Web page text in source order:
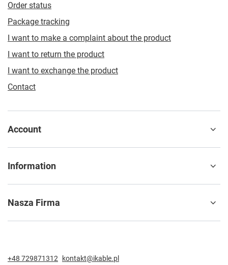
Order status
Package tracking
I want to make a complaint about the product
I want to return the product
I want to exchange the product
Contact
Account
Information
Nasza Firma
+48 729871312 kontakt@ikable.pl